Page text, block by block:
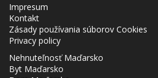
Impresum
Kontakt
Zásady používania súborov Cookies
Privacy policy
Nehnuteľnosť Maďarsko
Byt Maďarsko